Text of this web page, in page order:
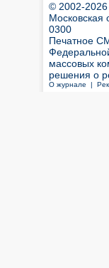
© 2002-2026
Московская
0300
Печатное
массовых
решения о
О журнале |